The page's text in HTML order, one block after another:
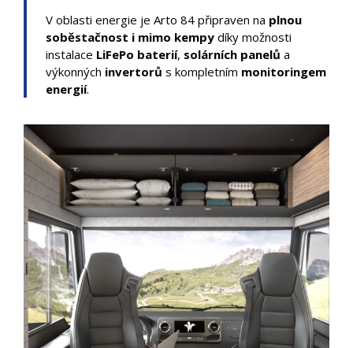
V oblasti energie je Arto 84 připraven na plnou
soběstačnost i mimo kempy díky možnosti
instalace LiFePo baterií, solárních panelů a
výkonných invertorů s kompletním monitoringem
energií.